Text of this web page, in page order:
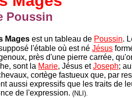
Poussin
Mages est un tableau de Poussin.
l'étable où est né Jésus
près d'une pierre carrée,
sont la Marie, Jésus etJoseph;
cortège fastueux que, par
aussi expressifs que les traits de
de l'expression. (NLI).